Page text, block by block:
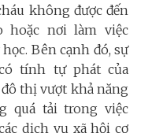
không được đến
hoặc nơi làm việc
Bên cạnh đó, sự
tính tự phát của
thị vượt khả năng
quá tải trong việc
dịch vụ xã hội cơ